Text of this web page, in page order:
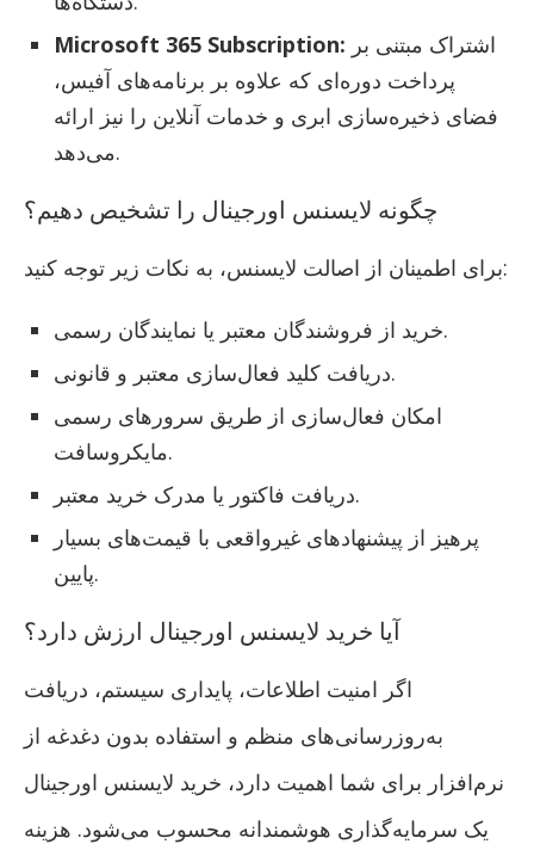
Microsoft 365 Subscription:
پرداخت دوره‌ای که علاوه بر برنامه‌های آفیس،
فضای ذخیره‌سازی ابری و خدمات آنلاین را نیز ارائه
می‌دهد.
چگونه لایسنس اورجینال را تشخیص دهیم؟
برای اطمینان از اصالت لایسنس، به نکات زیر توجه کنید:
خرید از فروشندگان معتبر یا نمایندگان رسمی.
دریافت کلید فعال‌سازی معتبر و قانونی.
امکان فعال‌سازی از طریق سرورهای رسمی
مایکروسافت.
دریافت فاکتور یا مدرک خرید معتبر.
پرهیز از پیشنهادهای غیرواقعی با قیمت‌های بسیار
پایین.
آیا خرید لایسنس اورجینال ارزش دارد؟
اگر امنیت اطلاعات، پایداری سیستم، دریافت
به‌روزرسانی‌های منظم و استفاده بدون دغدغه از
نرم‌افزار برای شما اهمیت دارد، خرید لایسنس اورجینال
یک سرمایه‌گذاری هوشمندانه محسوب می‌شود. هزینه